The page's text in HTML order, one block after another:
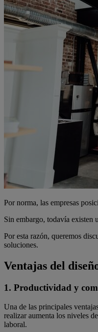
Por norma, las empresas
Sin embargo, todavía existen
Por esta razón, queremos
soluciones.
Ventajas del
1. Productividad y
Una de las principales
realizar aumenta los niveles
laboral.